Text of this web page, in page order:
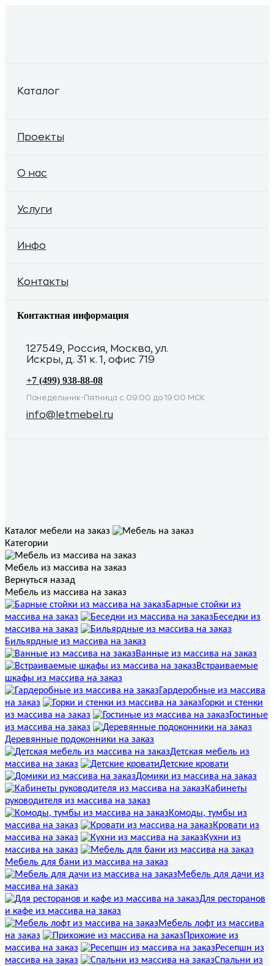
Каталог
Проекты
О нас
Услуги
Инфо
Контакты
Контактная информация
127549, Россия, Москва, ул.
Искры, д. 31 к. 1, офис 719
+7 (499) 938-88-08
Понедельник-Пятница с 09:00 до 19:00 МСК
info@letmebel.ru
Каталог мебели на заказ
Категории
Мебель из массива на заказ
Вернуться назад
Мебель из массива на заказ
Барные стойки из
массива на заказ
Беседки из
массива на заказ
Бильярдные из массива на заказ
Ванные из массива на заказ
Встраиваемые
шкафы из массива на заказ
Гардеробные из массива
на заказ
Горки и стенки
из массива на заказ
Гостиные
из массива на заказ
Деревянные подоконники на заказ
Детская мебель из
массива на заказ
Детские кровати
Домики из массива на заказ
Кабинеты
руководителя из массива на заказ
Комоды, тумбы из
массива на заказ
Кровати из
массива на заказ
Кухни из
массива на заказ
Мебель для бани из массива на заказ
Мебель для дачи из
массива на заказ
Для ресторанов
и кафе из массива на заказ
Мебель лофт из массива
на заказ
Прихожие из
массива на заказ
Ресепшн из
массива на заказ
Спальни из